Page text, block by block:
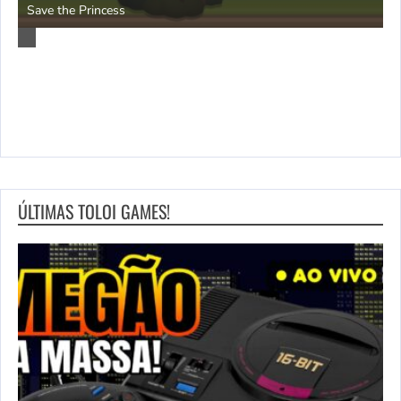
Save the Princess
ÚLTIMAS TOLOI GAMES!